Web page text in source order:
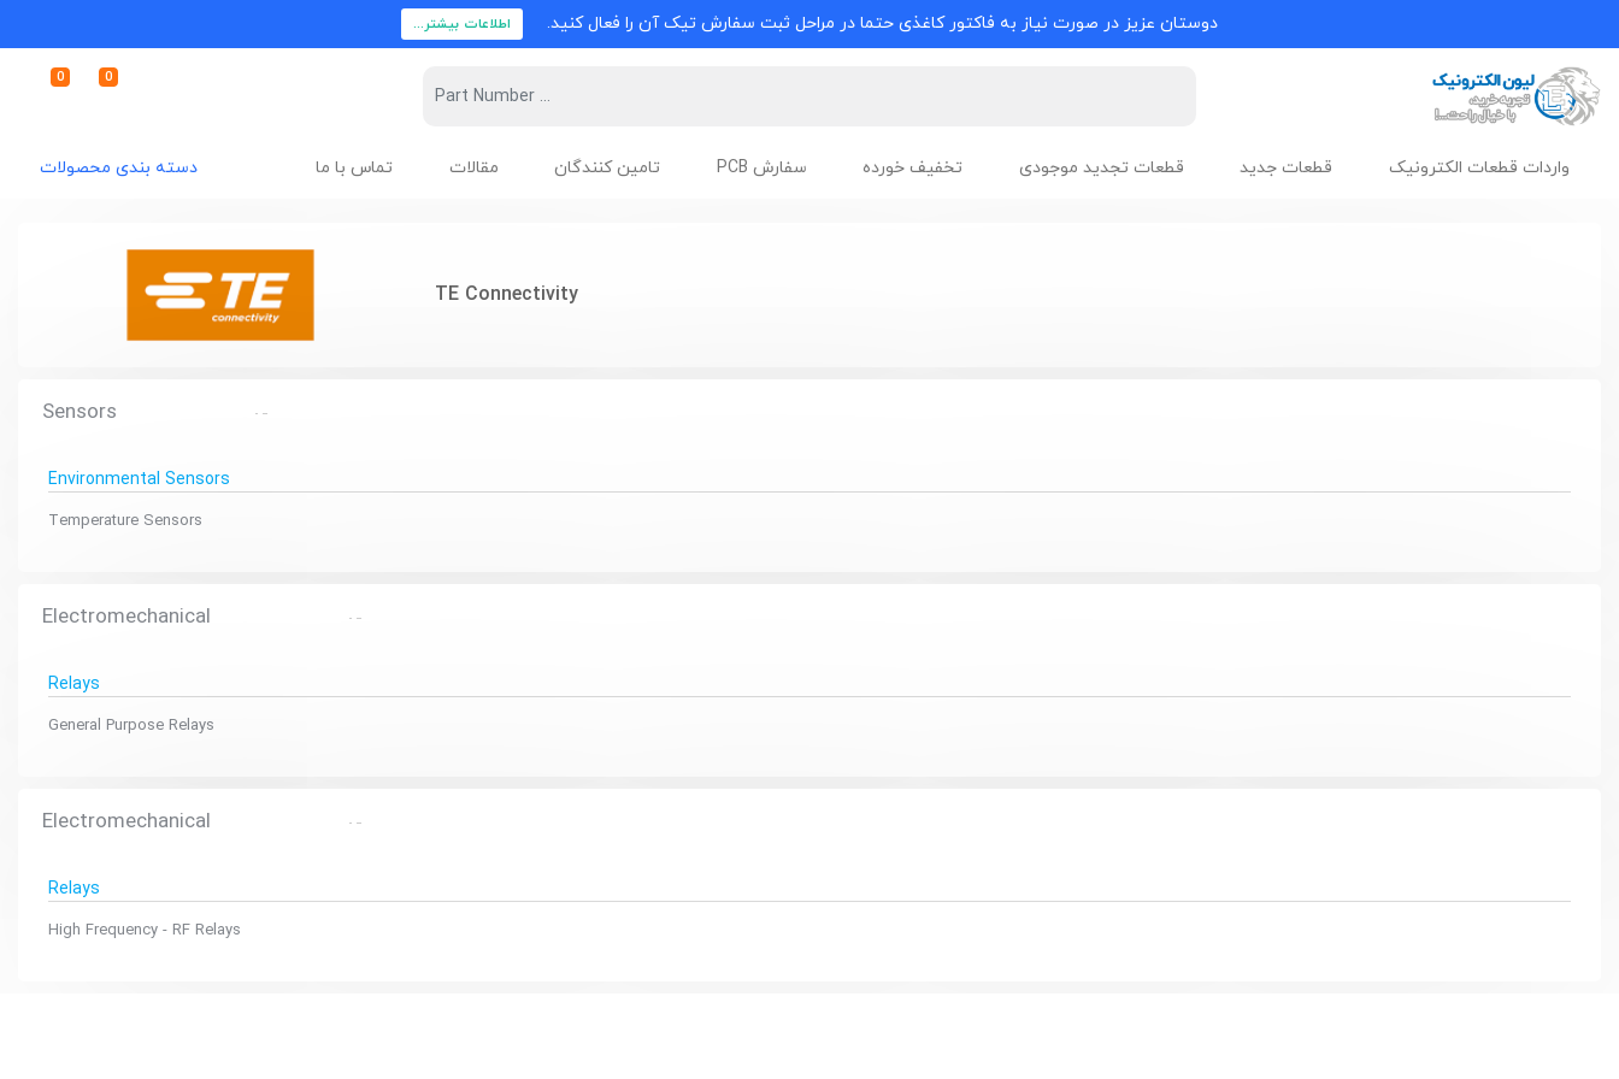
دوستان عزیز در صورت نیاز به فاکتور کاغذی حتما در مراحل ثبت سفارش تیک آن را فعال کنید. اطلاعات بیشتر...
0 0
دسته بندی محصولات واردات قطعات الکترونیک قطعات جدید قطعات تجدید موجودی تخفیف خورده سفارش PCB تامین کنندگان مقالات تماس با ما
TE Connectivity
Sensors
Environmental Sensors
Temperature Sensors
Electromechanical
Relays
General Purpose Relays
Electromechanical
Relays
High Frequency - RF Relays